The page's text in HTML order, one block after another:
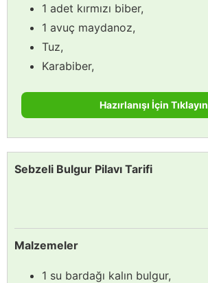
1 adet kırmızı biber,
1 avuç maydanoz,
Tuz,
Karabiber,
Hazırlanışı İçin Tıklayın
Sebzeli Bulgur Pilavı Tarifi
Malzemeler
1 su bardağı kalın bulgur,